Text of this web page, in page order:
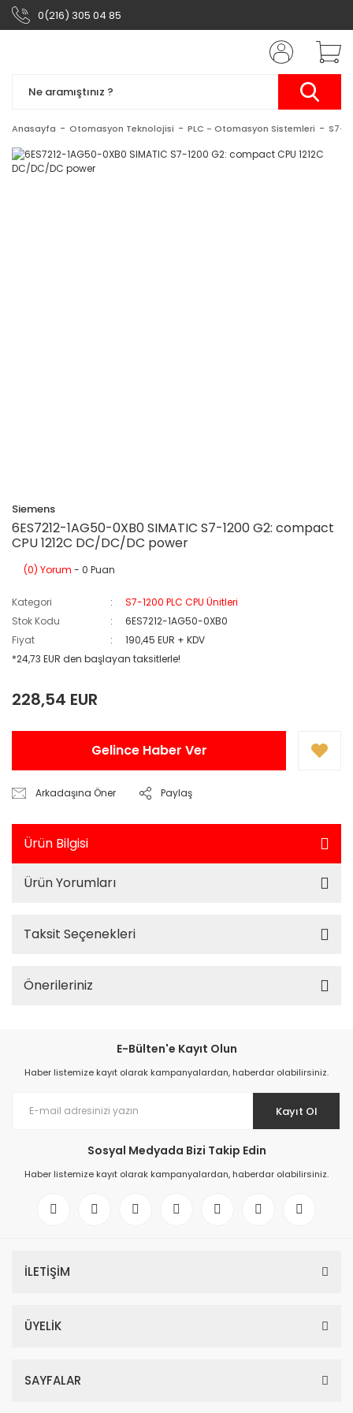
0(216) 305 04 85
Anasayfa Otomasyon Teknolojisi PLC - Otomasyon Sistemleri S7-
Siemens
6ES7212-1AG50-0XB0 SIMATIC S7-1200 G2: compact
CPU 1212C DC/DC/DC power
(0) Yorum - 0 Puan
Kategori
S7-1200 PLC CPU Ünitleri
Stok Kodu
6ES7212-1AG50-0XB0
Fiyat
190,45 EUR + KDV
*24,73 EUR den başlayan taksitlerle!
228,54 EUR
Gelince Haber Ver
Arkadaşına Öner Paylaş
Ürün Bilgisi
Ürün Yorumları
Taksit Seçenekleri
Önerileriniz
E-Bülten'e Kayıt Olun
Haber listemize kayıt olarak kampanyalardan, haberdar olabilirsiniz.
Kayıt Ol
Sosyal Medyada Bizi Takip Edin
Haber listemize kayıt olarak kampanyalardan, haberdar olabilirsiniz.
İLETİŞİM
ÜYELİK
SAYFALAR